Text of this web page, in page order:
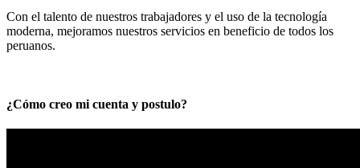
Con el talento de nuestros trabajadores y el uso de la tecnología
moderna, mejoramos nuestros servicios en beneficio de todos los
peruanos.
¿Cómo creo mi cuenta y postulo?